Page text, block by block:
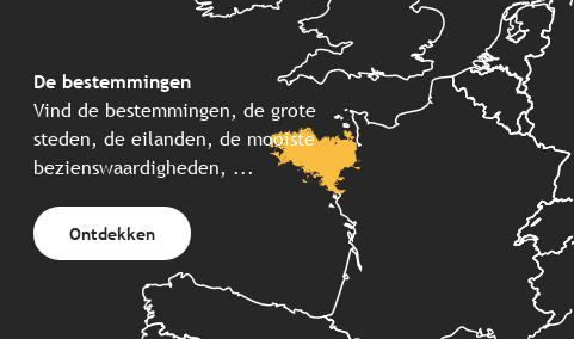
De bestemmingen
Vind de bestemmingen, de grote
steden, de eilanden, de mooiste
bezienswaardigheden, ...
Ontdekken